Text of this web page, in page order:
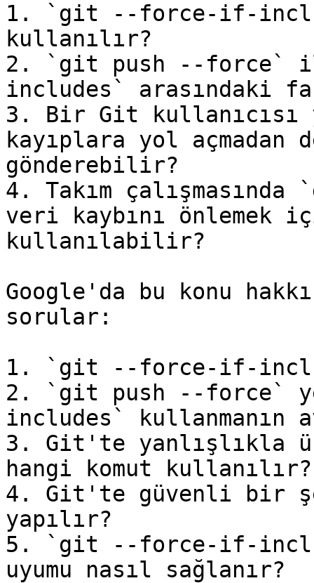
1. `git --force-if-
kullanılır?
2. `git push --force`
includes` arasındaki
3. Bir Git kullanıcısı
kayıplara yol
gönderebilir?
4. Takım
veri kaybını önlemek
kullanılabilir?
Google'da bu konu
sorular:
1. `git --force-if-
2. `git push --force`
includes` kullanmanın
3. Git'te yanlışlıkla
hangi komut kullanılır?
4. Git'te güvenli bir
yapılır?
5. `git --force-if-
uyumu nasıl sağlanır?